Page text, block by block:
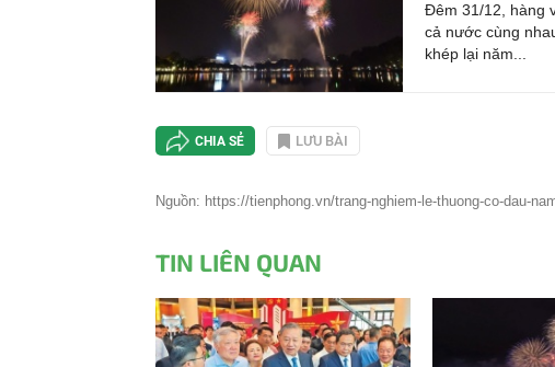
tại
Đêm 31/12, hàng
cả nước cùng
khép lại năm...
CHIA SẺ LƯU BÀI
Nguồn: https://tienphong.vn/trang-nghiem-le-thuong-co-dau-
TIN LIÊN QUAN